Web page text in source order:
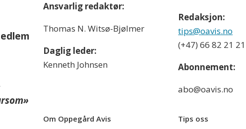
Ansvarlig redaktør:
Thomas N. Witsø-Bjølmer
Daglig leder:
Kenneth Johnsen
Redaksjon:
tips@oavis.no
(+47) 66 82 21 21
Abonnement:
abo@oavis.no
Om Oppegård Avis Tips oss